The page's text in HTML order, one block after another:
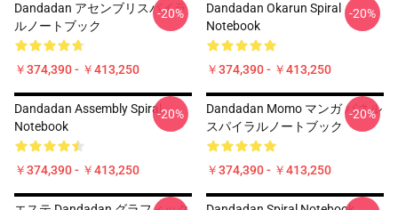
Dandadan アセンブリスパイラ
ルノートブック
￥374,390 - ￥413,250
-20%
Dandadan Okarun Spiral
Notebook
￥374,390 - ￥413,250
-20%
Dandadan Assembly Spiral
Notebook
￥374,390 - ￥413,250
-20%
Dandadan Momo マンガ パネル
スパイラルノートブック
￥374,390 - ￥413,250
-20%